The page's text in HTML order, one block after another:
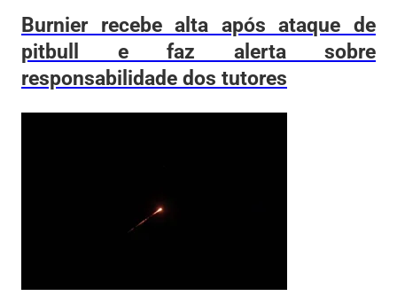
Burnier recebe alta após ataque de
pitbull e faz alerta sobre
responsabilidade dos tutores